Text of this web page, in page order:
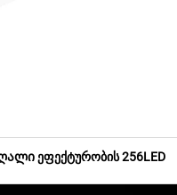
ეფექტურობის 256LED